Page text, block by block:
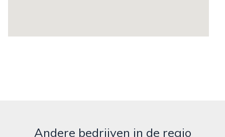
Andere bedrijven in de regio